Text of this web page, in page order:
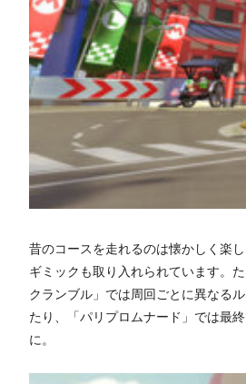
昔のコースを走れるのは懐かしく楽
ギミックも取り入れられています。
クランブル」では周回ごとに異なる
たり、「パリプロムナード」では最
に。